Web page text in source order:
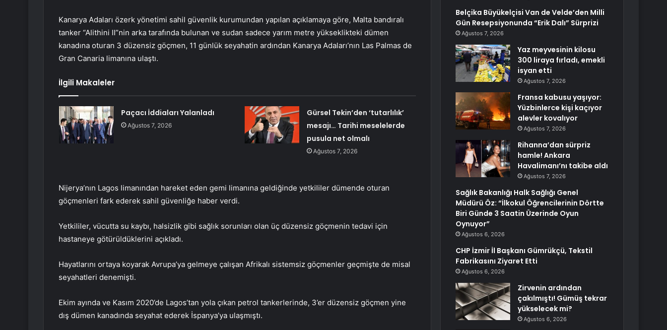
Kanarya Adaları özerk yönetimi sahil güvenlik kurumundan yapılan açıklamaya göre, Malta bandıralı
tanker “Alithini II”nin arka tarafında bulunan ve sudan sadece yarım metre yükseklikteki dümen
kanadına oturan 3 düzensiz göçmen, 11 günlük seyahatin ardından Kanarya Adaları’nın Las Palmas de
Gran Canaria limanına ulaştı.
İlgili Makaleler
Paçacı İddiaları Yalanladı
Ağustos 7, 2026
Gürsel Tekin’den ‘tutarlılık’
mesajı… Tarihi meselelerde
pusula net olmalı
Ağustos 7, 2026
Nijerya’nın Lagos limanından hareket eden gemi limanına geldiğinde yetkililer dümende oturan
göçmenleri fark ederek sahil güvenliğe haber verdi.
Yetkililer, vücutta su kaybı, halsizlik gibi sağlık sorunları olan üç düzensiz göçmenin tedavi için
hastaneye götürüldüklerini açıkladı.
Hayatlarını ortaya koyarak Avrupa’ya gelmeye çalışan Afrikalı sistemsiz göçmenler geçmişte de misal
seyahatleri denemişti.
Ekim ayında ve Kasım 2020’de Lagos’tan yola çıkan petrol tankerlerinde, 3’er düzensiz göçmen yine
dış dümen kanadında seyahat ederek İspanya’ya ulaşmıştı.
Belçika Büyükelçisi Van de Velde’den Milli
Gün Resepsiyonunda “Erik Dalı” Sürprizi
Ağustos 7, 2026
Yaz meyvesinin kilosu
300 liraya fırladı, emekli
isyan etti
Ağustos 7, 2026
Fransa kabusu yaşıyor:
Yüzbinlerce kişi kaçıyor
alevler kovalıyor
Ağustos 7, 2026
Rihanna’dan sürpriz
hamle! Ankara
Havalimanı’nı takibe aldı
Ağustos 7, 2026
Sağlık Bakanlığı Halk Sağlığı Genel
Müdürü Öz: “İlkokul Öğrencilerinin Dörtte
Biri Günde 3 Saatin Üzerinde Oyun
Oynuyor”
Ağustos 6, 2026
CHP İzmir İl Başkanı Gümrükçü, Tekstil
Fabrikasını Ziyaret Etti
Ağustos 6, 2026
Zirvenin ardından
çakılmıştı! Gümüş tekrar
yükselecek mi?
Ağustos 6, 2026